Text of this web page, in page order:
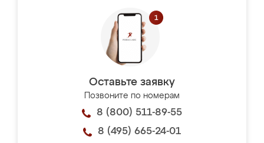
Оставьте заявку
Позвоните по номерам
8 (800) 511-89-55
8 (495) 665-24-01